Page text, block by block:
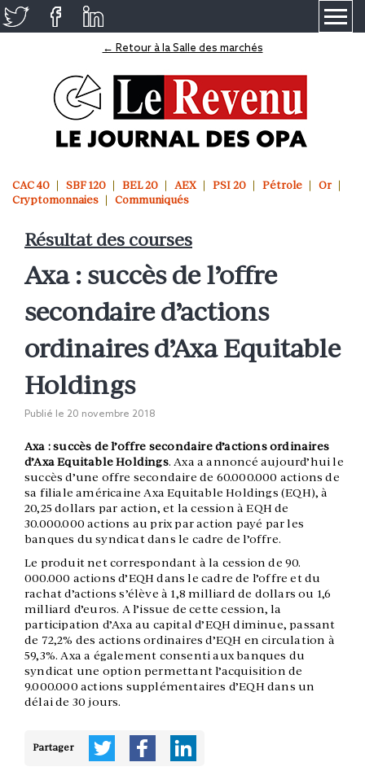
← Retour à la Salle des marchés
CAC 40 SBF 120 BEL 20 AEX PSI 20 Pétrole
Or
Cryptomonnaies
Communiqués
Résultat des courses
Axa : succès de l’offre
secondaire d’actions
ordinaires d’Axa Equitable
Holdings
Publié le 20 novembre 2018
Axa : succès de l’offre secondaire d’actions ordinaires
d’Axa Equitable Holdings. Axa a annoncé aujourd’hui le
succès d’une offre secondaire de 60.000.000 actions de
sa filiale américaine Axa Equitable Holdings (EQH), à
20,25 dollars par action, et la cession à EQH de
30.000.000 actions au prix par action payé par les
banques du syndicat dans le cadre de l’offre.
Le produit net correspondant à la cession de 90.
000.000 actions d’EQH dans le cadre de l’offre et du
rachat d’actions s’élève à 1,8 milliard de dollars ou 1,6
milliard d’euros. A l’issue de cette cession, la
participation d’Axa au capital d’EQH diminue, passant
de 72,2% des actions ordinaires d’EQH en circulation à
59,3%. Axa a également consenti aux banques du
syndicat une option permettant l’acquisition de
9.000.000 actions supplémentaires d’EQH dans un
délai de 30 jours.
Partager